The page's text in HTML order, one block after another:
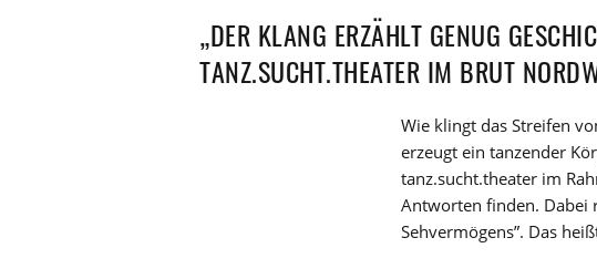
„DER KLANG ERZÄHLT GENUG
TANZ.SUCHT.THEATER IM BRUT
Wie klingt das Streifen
erzeugt ein tanzender
tanz.sucht.theater im
Antworten finden. Dabei
Sehvermögens”. Das